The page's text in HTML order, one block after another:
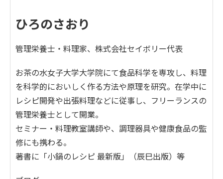
ひろのさおり
管理栄養士・料理家、株式会社セイボリー代表
お茶の水女子大学大学院にて食品科学を専攻し、料理
を科学的においしく作る方法や原理を研究。在学中に
レシピ開発や出張料理などに従事し、フリーランスの
管理栄養士として開業。
セミナー・料理教室講師や、調理器具や健康食品の監
修にも携わる。
著書に「小鍋のレシピ 最新版」（辰巳出版）等